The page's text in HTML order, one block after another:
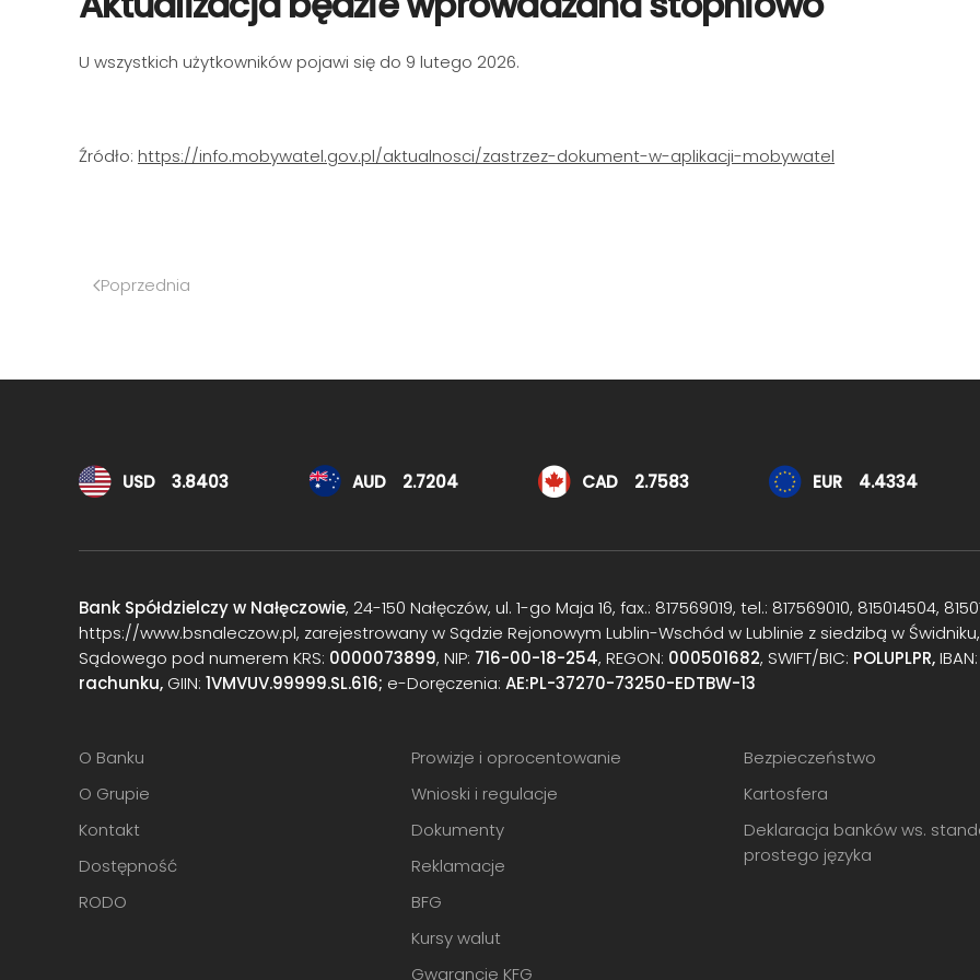
U wszystkich użytkowników pojawi się do 9 lutego 2026.
Źródło: https://info.mobywatel.gov.pl/aktualnosci/zastrzez-dokument-w-aplikacji-mobywatel
Poprzednia
Kursy walut
USD 3.8403 AUD 2.7204 CAD 2.7583 EUR 4.4334
Bank Spółdzielczy w Nałęczowie, 24-150 Nałęczów, ul. 1-go Maja 16, fax.: 817569019, tel.: 817569010, 815014504,
https://www.bsnaleczow.pl, zarejestrowany w Sądzie Rejonowym Lublin-Wschód w Lublinie z siedzibą w
Sądowego pod numerem KRS: 0000073899, NIP: 716-00-18-254, REGON: 000501682, SWIFT/BIC: POLUPLPR,IBAN:
rachunku, GIIN: 1VMVUV.99999.SL.616; e-Doręczenia: AE:PL-37270-73250-EDTBW-13
O Banku
O Grupie
Kontakt
Dostępność
RODO
Prowizje i oprocentowanie
Wnioski i regulacje
Dokumenty
Reklamacje
BFG
Kursy walut
Gwarancje KFG
Bezpieczeństwo
Kartosfera
Deklaracja banków ws.
prostego języka